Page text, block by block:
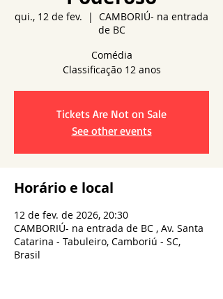
qui., 12 de fev.
  |
CAMBORIÚ- na entrada
de BC
Comédia
Tickets Are Not on Sale
See other events
Horário e local
12 de fev. de 2026, 20:30
CAMBORIÚ- na entrada de BC , Av. Santa
Catarina - Tabuleiro, Camboriú - SC,
Brasil